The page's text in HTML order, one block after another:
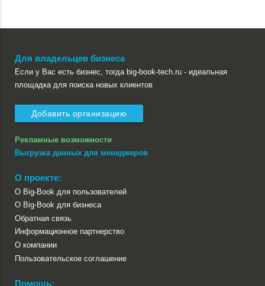
Для владельцев бизнеса
Если у Вас есть бизнес, тогда big-book-tech.ru - идеальная
площадка для поиска новых клиентов
Добавить организацию
Рекламные возможности
Выгрузка данных для менеджеров
О проекте:
О Big-Book для пользователей
О Big-Book для бизнеса
Обратная связь
Информационное партнерство
О компании
Пользовательское соглашение
Помощь: